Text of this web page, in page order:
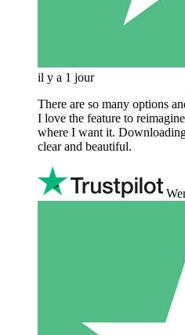
il y a 1 jour
There are so many options
I love the feature to
where I want it.
clear and beautiful.